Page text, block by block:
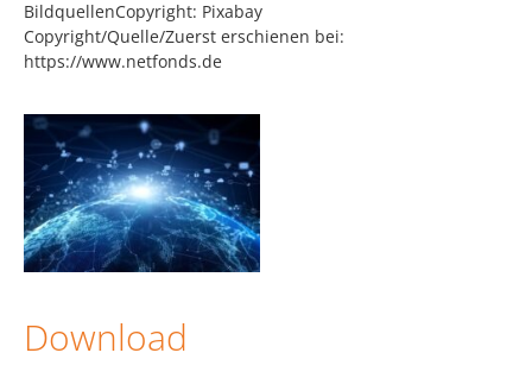
BildquellenCopyright: Pixabay
Copyright/Quelle/Zuerst erschienen bei:
https://www.netfonds.de
Download